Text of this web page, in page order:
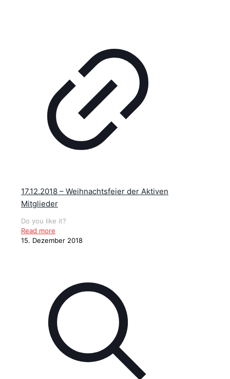
17.12.2018 – Weihnachtsfeier der Aktiven
Mitglieder
Do you like it?
Read more
15. Dezember 2018